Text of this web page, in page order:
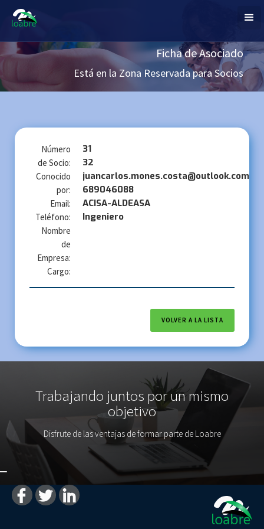
Ficha de Asociado
Está en la Zona Reservada para Socios
Número
de Socio:
Conocido
por:
Email:
Teléfono:
Nombre
de
Empresa:
Cargo:
31
32
juancarlos.mones.costa@outlook.com
689046088
ACISA-ALDEASA
Ingeniero
VOLVER A LA LISTA
Trabajando juntos por un mismo
objetivo
Disfrute de las ventajas de formar parte de Loabre